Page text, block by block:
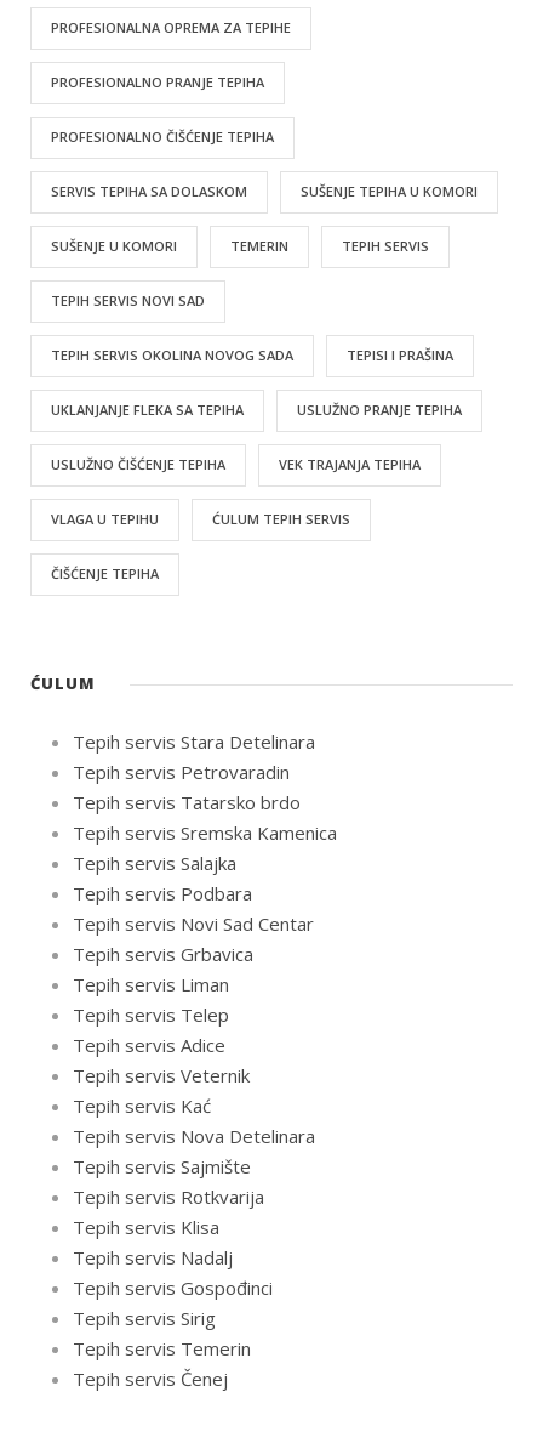
PROFESIONALNA OPREMA ZA TEPIHE
PROFESIONALNO PRANJE TEPIHA
PROFESIONALNO ČIŠĆENJE TEPIHA
SERVIS TEPIHA SA DOLASKOM SUŠENJE TEPIHA U KOMORI
SUŠENJE U KOMORI TEMERIN TEPIH SERVIS
TEPIH SERVIS NOVI SAD
TEPIH SERVIS OKOLINA NOVOG SADA TEPISI I PRAŠINA
UKLANJANJE FLEKA SA TEPIHA USLUŽNO PRANJE TEPIHA
USLUŽNO ČIŠĆENJE TEPIHA VEK TRAJANJA TEPIHA
VLAGA U TEPIHU ĆULUM TEPIH SERVIS
ČIŠĆENJE TEPIHA
ĆULUM
Tepih servis Stara Detelinara
Tepih servis Petrovaradin
Tepih servis Tatarsko brdo
Tepih servis Sremska Kamenica
Tepih servis Salajka
Tepih servis Podbara
Tepih servis Novi Sad Centar
Tepih servis Grbavica
Tepih servis Liman
Tepih servis Telep
Tepih servis Adice
Tepih servis Veternik
Tepih servis Kać
Tepih servis Nova Detelinara
Tepih servis Sajmište
Tepih servis Rotkvarija
Tepih servis Klisa
Tepih servis Nadalj
Tepih servis Gospođinci
Tepih servis Sirig
Tepih servis Temerin
Tepih servis Čenej